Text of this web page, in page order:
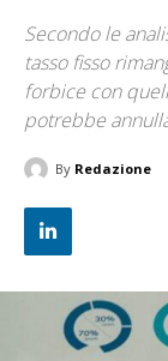
Secondo le
tasso fisso
forbice con
potrebbe
By Redazione